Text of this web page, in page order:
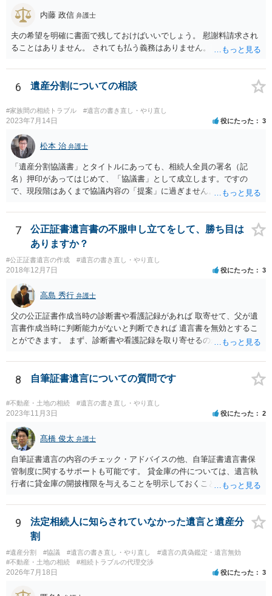
がありえますが、その予防方法は、遺言者と面談してみないと判断が
難しいです。
内藤 政信 弁護士
夫の希望を明確に書面で残しておけばいいでしょう。 慰謝料請求され
ることはありません。 されても払う義務はありません。
6 遺産分割についての相談
#家族間の相続トラブル #遺言の書き直し・やり直し
2023年7月14日 役にたった 3
松本 治 弁護士
「遺産分割協議書」とタイトルにあっても、相続人全員の署名（記
名）押印があってはじめて、「協議書」として成立します。ですの
で、現段階はあくまで協議内容の「提案」に過ぎません。 納得がいか
成立となります。その場合、成立させたい相続人が、家庭裁判所に遺
産分割調停を申し立てなければなりません。 なお、弁護士の送付状
は、通常、相続人全員分の（本件であれば４通の）「遺産分割協議
書」を作成するところ、１通だけの作成にとどめる理由が書かれてい
るものです。
7
公正証書遺言書の不服申し立てをして、勝ち目は
ありますか？
#公正証書遺言の作成 #遺言の書き直し・やり直し
2018年12月7日 役にたった 3
高島 秀行 弁護士
父の公正証書作成当時の診断書や看護記録があれば 取寄せて、父が遺
言書作成当時に判断能力がないと判断できれば 遺言書を無効とするこ
とができます。 まず、診断書や看護記録を取り寄せるのが重要となり
いと思います。
8 自筆証書遺言についての質問です
#不動産・土地の相続 #遺言の書き直し・やり直し
2023年11月3日 役にたった 2
髙橋 俊太 弁護士
自筆証書遺言の内容のチェック・アドバイスの他、自筆証書遺言書保
管制度に関するサポートも可能です。 貸金庫の件については、遺言執
行者に貸金庫の開披権限を与えることを明示しておくことでクリアで
9
法定相続人に知らされていなかった遺言と遺産分
割
#遺産分割 #協議 #遺言の書き直し・やり直し
#遺言の真偽鑑定・遺言無効
#不動産・土地の相続
#相続トラブルの代理交渉
2026年7月18日 役にたった 3